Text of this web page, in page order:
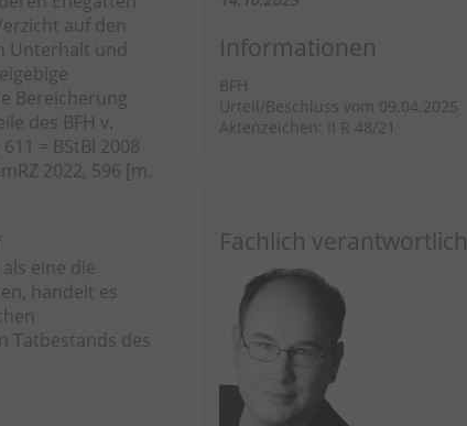
auf den
Unterhalt und
Bereicherung
des BFH v.
= BStBl 2008
2022, 596 [m.
eine die
handelt es
Tatbestands des
Informationen
BFH
Urteil/Beschluss vom 09.04.2025
Aktenzeichen: II R 48/21
Fachlich verantwortlich